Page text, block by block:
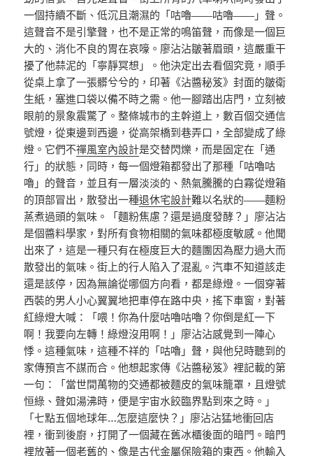
一個持續不斷、低沉且潮濕的「咕嚕——咕嚕——」聲。
這聲音不是引擎聲，也不是正常的鳴笛聲，而像是一個巨
大的、消化不良的胃在哀嚎。廖沾沾皺著眉頭，這嚴重干
擾了他蒜泥的「寧靜冥想」。他決定出去看個究竟，順手
從桌上拿了一張髒兮兮的，印著《沾醬秘笈》封面的皺衛
生紙，塞進口袋以備不時之需。他一腳踏出店門，立刻被
眼前的景象震驚了。整條城市的主幹道上，數百個交通信
號燈，從東邊到西邊，從高架橋到巷弄口，全部變成了綠
燈。它們不禪風室內設計是交替閃爍，而是固定在「通
行」的狀態，同時，每一個燈箱都發出了那種「咕嚕咕
嚕」的聲音，並且有一層淡淡的、熱氣騰騰的白霧從燈箱
的頂部冒出，散發出一種退休宅設計難以名狀的——麵粉
蒸煮過頭的氣味。「麵粉焦慮？還是過度發酵？」廖沾沾
是個醬料學家，對所有食物相關的氣味都極度敏感。他聞
出來了，這是一種只有在極度巨大的麵團因為壓力過大而
散發出的氣味。街上的行人陷入了混亂。汽車不知道該走
還是該停，因為無論從哪個方向看，都是綠燈。一個穿著
西裝的男人小心翼翼地把車停在路中央，搖下車窗，對著
紅綠燈大喊：「喂！你為什麼咕嚕咕嚕？你倒是紅一下
啊！我要向左轉！綠燈沒用啊！」廖沾沾感覺到一陣心
悸。這種氣味，這種不祥的「咕嚕」聲，與他兒時聽到的
家傳預言不謀而合。他想起家傳《沾醬秘笈》裡記載的第
一句：「當世間萬物的交通都被麵皮的氣味籠罩，且燈號
恒綠、聲如湯沸時，便是宇宙水餃臨界點到來之時。」
「七點五個地球年…怎麼這麼快？」廖沾沾猛地衝回店
裡，衝到後廚，打開了一個藏在舊冰櫃後面的暗門。暗門
裡放著一個老舊的、像是古代金屬保險箱的東西。他輸入